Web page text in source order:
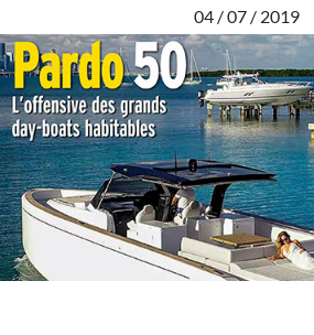
04 / 07 / 2019